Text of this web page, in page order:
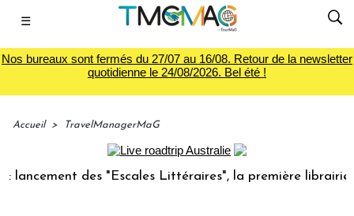
☰
Nos bureaux sont fermés du 27/07 au 16/08. Retour de la newsletter
quotidienne le 24/08/2026. Bel été !
Accueil > TravelManagerMaG
des "Escales Littéraires", la première librairie du